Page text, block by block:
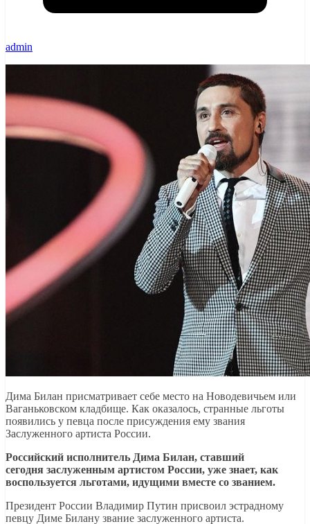
admin
Дима Билан присматривает себе место на Новодевичьем или
Ваганьковском кладбище. Как оказалось, странные льготы
появились у певца после присуждения ему звания
Заслуженного артиста России.
Российский исполнитель Дима Билан, ставший
сегодня заслуженным артистом России, уже знает, как
воспользуется льготами, идущими вместе со званием.
Президент России Владимир Путин присвоил эстрадному
певцу Диме Билану звание заслуженного артиста.